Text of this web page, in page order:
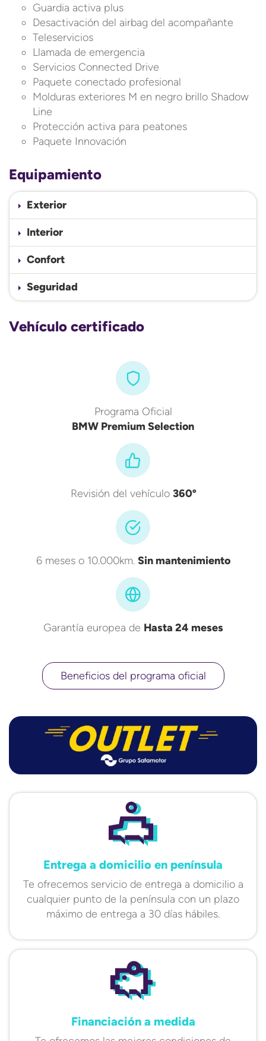
Guardia activa plus
Desactivación del airbag del acompañante
Teleservicios
Llamada de emergencia
Servicios Connected Drive
Paquete conectado profesional
Molduras exteriores M en negro brillo Shadow
Line
Protección activa para peatones
Paquete Innovación
Equipamiento
Exterior
Interior
Confort
Seguridad
Vehículo certificado
Programa Oficial
BMW Premium Selection
Revisión del vehículo 360º
6 meses o 10.000km. Sin mantenimiento
Garantía europea de Hasta 24 meses
Beneficios del programa oficial
Entrega a domicilio en península
Te ofrecemos servicio de entrega a domicilio a
cualquier punto de la península con un plazo
máximo de entrega a 30 días hábiles.
Financiación a medida